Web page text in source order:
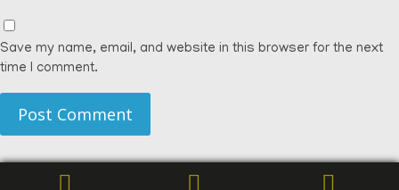
Save my name, email, and website in this browser for the next
time I comment.